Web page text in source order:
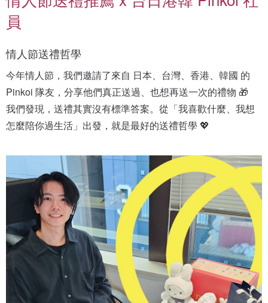
員
情人節送禮哲學
今年情人節，我們邀請了來自 日本、台灣、香港、韓國 的
Pinkoi 隊友，分享他們真正送過、也想再送一次的禮物 🎁
我們發現，送禮其實沒有標準答案。從「我喜歡什麼、我想
怎麼陪你過生活」出發，就是最好的送禮哲學 💖